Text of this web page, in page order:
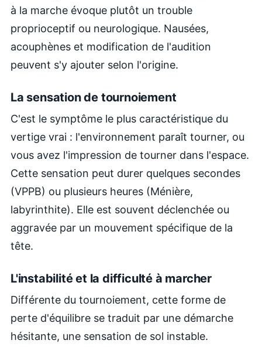
à la marche évoque plutôt un trouble
proprioceptif ou neurologique. Nausées,
acouphènes et modification de l'audition
peuvent s'y ajouter selon l'origine.
La sensation de tournoiement
C'est le symptôme le plus caractéristique du
vertige vrai : l'environnement paraît tourner, ou
vous avez l'impression de tourner dans l'espace.
Cette sensation peut durer quelques secondes
(VPPB) ou plusieurs heures (Ménière,
labyrinthite). Elle est souvent déclenchée ou
aggravée par un mouvement spécifique de la
tête.
L'instabilité et la difficulté à marcher
Différente du tournoiement, cette forme de
perte d'équilibre se traduit par une démarche
hésitante, une sensation de sol instable.